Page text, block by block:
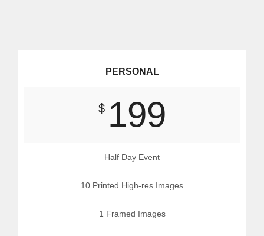
PERSONAL
$ 199
Half Day Event
10 Printed High-res Images
1 Framed Images